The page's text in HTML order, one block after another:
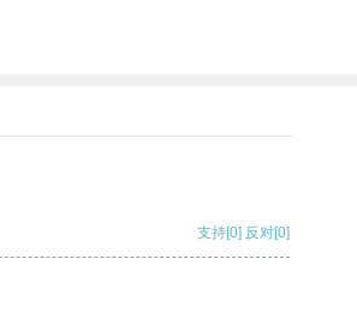
支持[0] 反对[0]